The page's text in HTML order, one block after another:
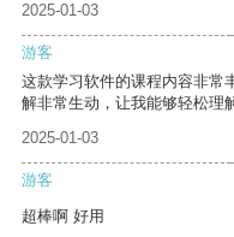
2025-01-03
游客
这款学习软件的课程内容非常
解非常生动，让我能够轻松理
2025-01-03
游客
超棒啊 好用